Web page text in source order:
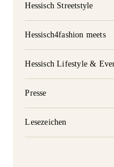
Hessisch Streetstyle
Hessisch4fashion meets
Hessisch Lifestyle &
Presse
Lesezeichen